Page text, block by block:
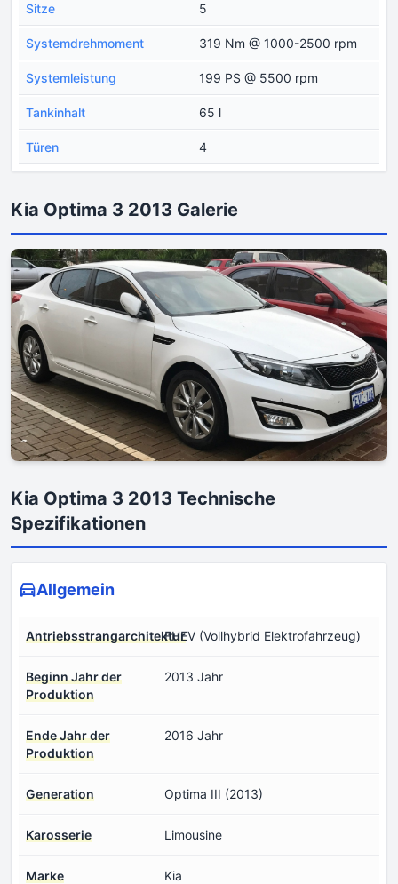
Sitze 5
Systemdrehmoment 319 Nm @ 1000-2500 rpm
Systemleistung 199 PS @ 5500 rpm
Tankinhalt 65 l
Türen 4
Kia Optima 3 2013 Galerie
Kia Optima 3 2013 Technische
Spezifikationen
Allgemein
AntriebsstrangarchitekturFHEV (Vollhybrid Elektrofahrzeug)
Beginn Jahr der
Produktion
2013 Jahr
Ende Jahr der
Produktion
2016 Jahr
Generation Optima III (2013)
Karosserie Limousine
Marke Kia